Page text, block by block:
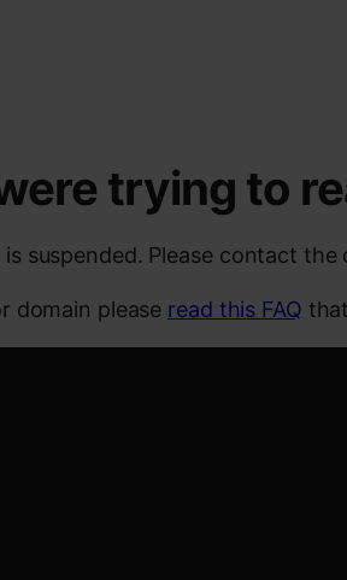
trying to
suspended. Please contact
domain please read this FAQ